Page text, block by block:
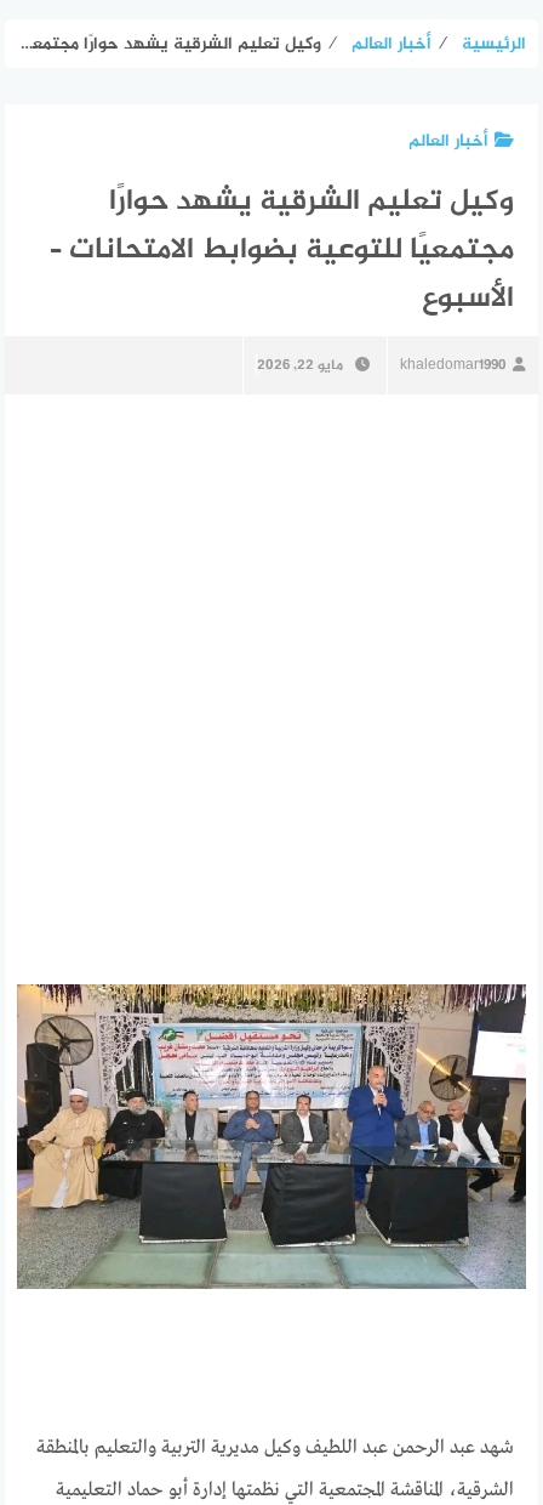
الرئيسية ⁄ أخبار العالم ⁄ وكيل تعليم الشرقية يشهد حوارًا مجتمعيًا للتوعية بضوابط الامتحانات – الأسبوع
أخبار العالم
وكيل تعليم الشرقية يشهد حوارًا
مجتمعيًا للتوعية بضوابط الامتحانات –
الأسبوع
khaledomar1990 مايو 22, 2026
شهد عبد الرحمن عبد اللطيف وكيل مديرية التربية والتعليم بالمنطقة
الشرقية، المناقشة المجتمعية التي نظمتها إدارة أبو حماد التعليمية